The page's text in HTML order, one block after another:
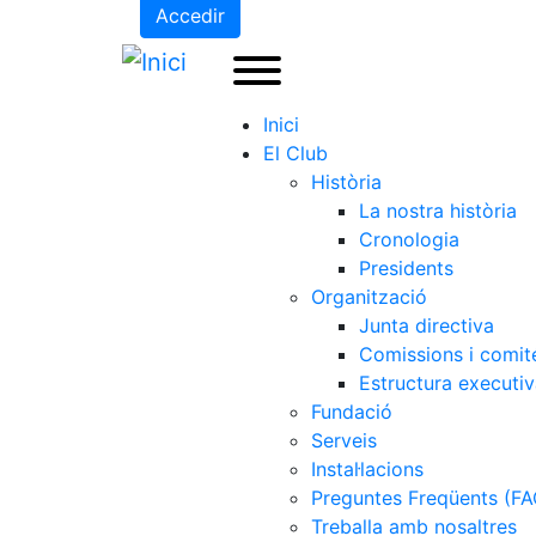
Accedir
Inici
El Club
Història
La nostra història
Cronologia
Presidents
Organització
Junta directiva
Comissions i
Estructura
Fundació
Serveis
Instal·lacions
Preguntes Freqüents
Treballa amb nosaltres